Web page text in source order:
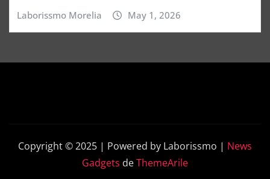
Laborissmo Morelia May 1, 2026
Copyright © 2025 | Powered by Laborissmo | News
Gadgets deThemeArile